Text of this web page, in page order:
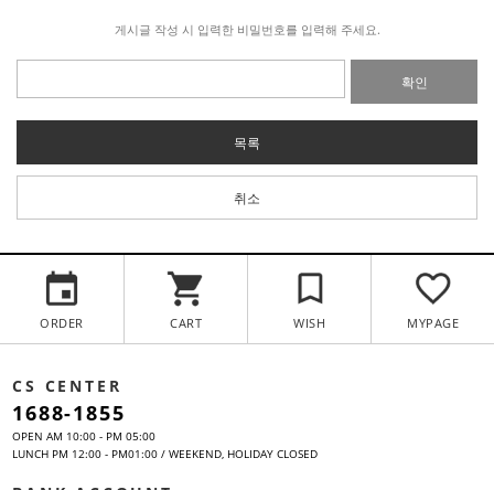
게시글 작성 시 입력한 비밀번호를 입력해 주세요.
확인
목록
취소
ORDER CART WISH MYPAGE
CS CENTER
1688-1855
OPEN AM 10:00 - PM 05:00
LUNCH PM 12:00 - PM01:00 / WEEKEND, HOLIDAY CLOSED